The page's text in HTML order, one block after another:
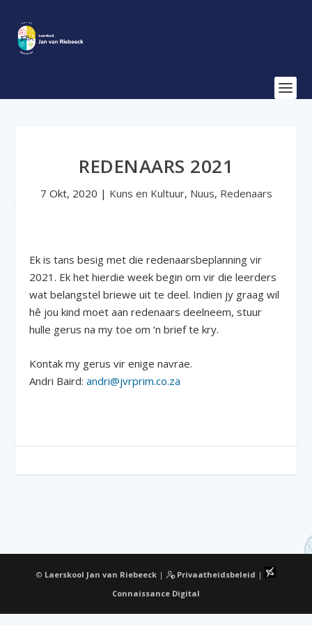
REDENAARS 2021
7 Okt, 2020 | Kuns en Kultuur, Nuus, Redenaars
Ek is tans besig met die redenaarsbeplanning vir
2021. Ek het hierdie week begin om vir die leerders
wat belangstel briewe uit te deel. Indien jy graag wil
hê jou kind moet aan redenaars deelneem, stuur
hulle gerus na my toe om ‘n brief te kry.
Kontak my gerus vir enige navrae.
Andri Baird:andri@jvrprim.co.za
© Laerskool Jan van Riebeeck| Privaatheidsbeleid |
Connaissance Digital